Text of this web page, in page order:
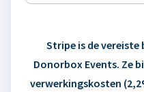
Stripe is de
Donorbox Events. Ze
verwerkingskosten